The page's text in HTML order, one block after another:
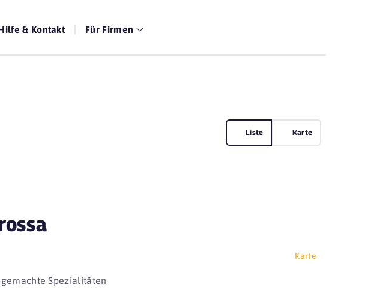
& Kontakt Für Firmen
Liste Karte
Karte
Spezialitäten